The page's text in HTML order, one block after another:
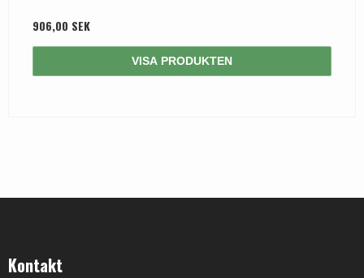
906,00 SEK
VISA PRODUKTEN
Kontakt